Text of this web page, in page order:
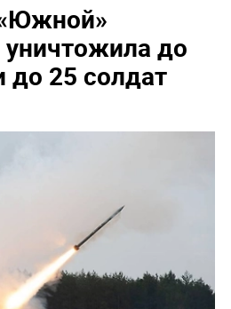
уничтожила до
до 25 солдат